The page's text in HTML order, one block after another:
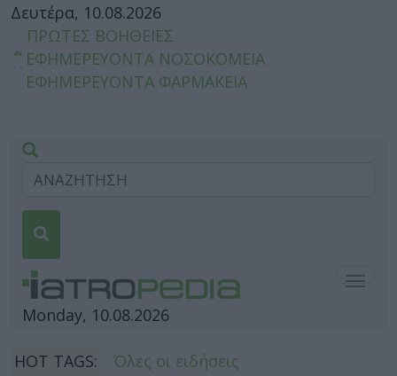
Δευτέρα, 10.08.2026
ΠΡΩΤΕΣ ΒΟΗΘΕΙΕΣ
ΕΦΗΜΕΡΕΥΟΝΤΑ ΝΟΣΟΚΟΜΕΙΑ
ΕΦΗΜΕΡΕΥΟΝΤΑ ΦΑΡΜΑΚΕΙΑ
Monday, 10.08.2026
HOT TAGS:
Όλες οι ειδήσεις